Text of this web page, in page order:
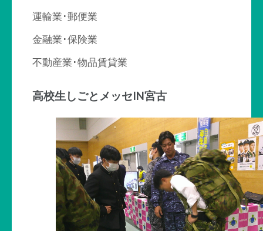
運輸業･郵便業
金融業･保険業
不動産業･物品賃貸業
高校生しごとメッセIN宮古